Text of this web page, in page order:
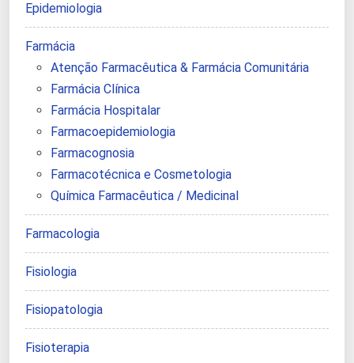
Epidemiologia
Farmácia
Atenção Farmacêutica & Farmácia Comunitária
Farmácia Clínica
Farmácia Hospitalar
Farmacoepidemiologia
Farmacognosia
Farmacotécnica e Cosmetologia
Química Farmacêutica / Medicinal
Farmacologia
Fisiologia
Fisiopatologia
Fisioterapia